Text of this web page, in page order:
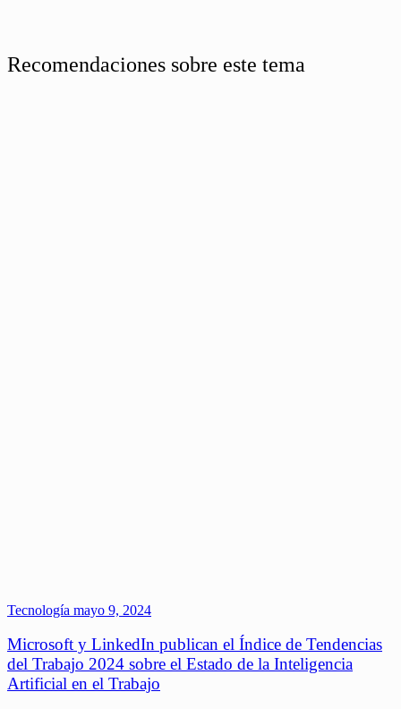
Recomendaciones sobre este tema
Tecnología mayo 9, 2024
Microsoft y LinkedIn publican el Índice de Tendencias
del Trabajo 2024 sobre el Estado de la Inteligencia
Artificial en el Trabajo